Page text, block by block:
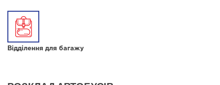
Відділення для багажу